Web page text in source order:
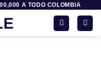
A TODO COLOMBIA